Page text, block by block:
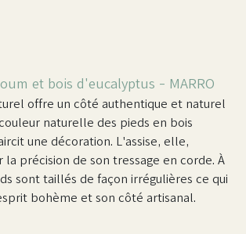
et bois d'eucalyptus - MARRO
offre un côté authentique et naturel
naturelle des pieds en bois
une décoration. L'assise, elle,
précision de son tressage en corde. À
sont taillés de façon irrégulières ce qui
bohème et son côté artisanal.